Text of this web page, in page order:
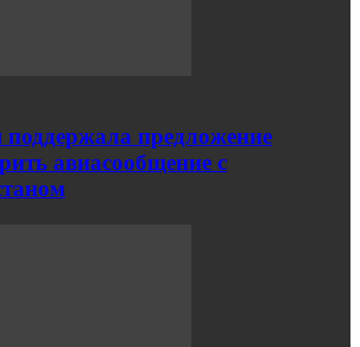
поддержала предложение
авиасообщение с